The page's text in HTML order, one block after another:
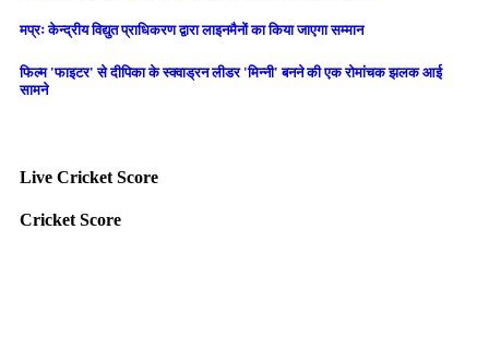
मप्रः केन्द्रीय विद्युत प्राधिकरण द्वारा लाइनमैनों का किया जाएगा सम्मान
फिल्म 'फाइटर' से दीपिका के स्क्वाड्रन लीडर 'मिन्नी' बनने की एक रोमांचक झलक आई
सामने
Live Cricket Score
Cricket Score